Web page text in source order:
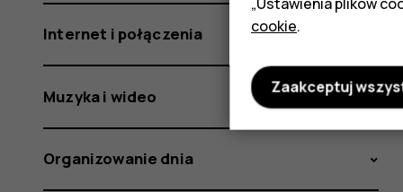
Internet i połączenia
Muzyka i wideo
Organizowanie dnia
cookie.
Zaakceptuj